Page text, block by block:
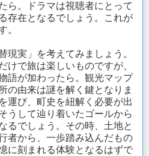
ら。ドラマは視聴者にとって
存在となるでしょう。これが
。
現実」を考えてみましょう。
けで旅は楽しいものですが、
語が加わったら。観光マップ
の由来は謎を解く鍵となりま
運び、町史を紐解く必要が出
うして辿り着いたゴールから
るでしょう。その時、土地と
者から、一歩踏み込んだもの
に刻まれる体験となるはずで